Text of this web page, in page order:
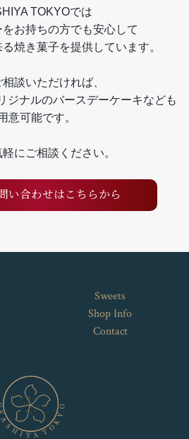
TOKYOでは
お持ちの方でも安心して
焼き菓子を提供しています。
談いただければ、
ジナルのバースデーケーキなども
意可能です。
にご相談ください。
い合わせはこちらから
Sweets
Shop Info
Contact